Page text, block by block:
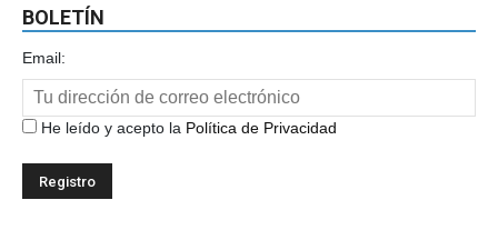
BOLETÍN
Email:
He leído y acepto la Política de Privacidad